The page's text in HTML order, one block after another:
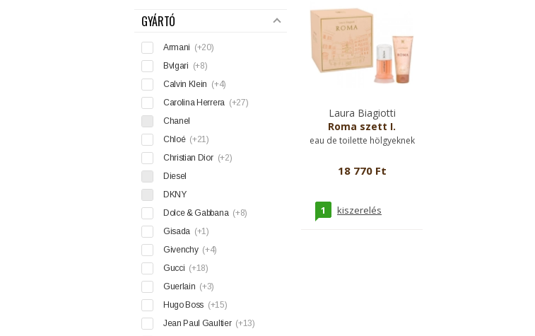
GYÁRTÓ
Armani (+20)
Bvlgari (+8)
Calvin Klein (+4)
Carolina Herrera (+27)
Chanel
Chloé (+21)
Christian Dior (+2)
Diesel
DKNY
Dolce & Gabbana (+8)
Gisada (+1)
Givenchy (+4)
Gucci (+18)
Guerlain (+3)
Hugo Boss (+15)
Jean Paul Gaultier (+13)
Laura Biagiotti
Roma szett I.
eau de toilette hölgyeknek
18 770 Ft
1 kiszerelés